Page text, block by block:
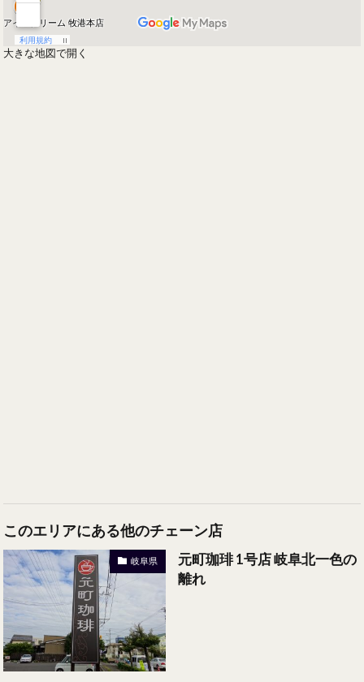
大きな地図で開く
このエリアにある他のチェーン店
岐阜県
元町珈琲 1号店 岐阜北一色の
離れ